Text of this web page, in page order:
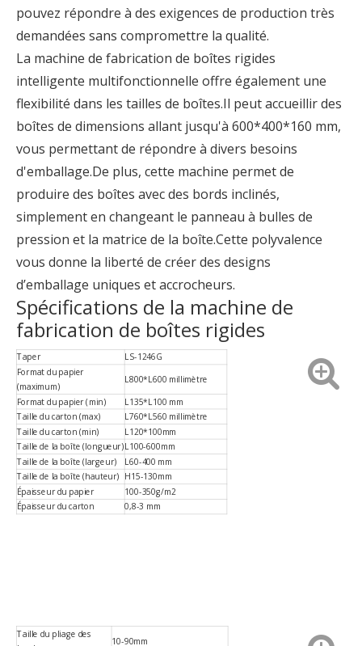
pouvez répondre à des exigences de production très
demandées sans compromettre la qualité.
La machine de fabrication de boîtes rigides
intelligente multifonctionnelle offre également une
flexibilité dans les tailles de boîtes.Il peut accueillir des
boîtes de dimensions allant jusqu'à 600*400*160 mm,
vous permettant de répondre à divers besoins
d'emballage.De plus, cette machine permet de
produire des boîtes avec des bords inclinés,
simplement en changeant le panneau à bulles de
pression et la matrice de la boîte.Cette polyvalence
vous donne la liberté de créer des designs
d’emballage uniques et accrocheurs.
Spécifications de la machine de
fabrication de boîtes rigides
Taper
LS-1246G
Format du papier
(maximum)
L800*L600 millimètre
Format du papier (min)
L135*L100 mm
Taille du carton (max)
L760*L560 millimètre
Taille du carton (min)
L120*100mm
Taille de la boîte (longueur)L100-600mm
Taille de la boîte (largeur)
L60-400 mm
Taille de la boîte (hauteur) H15-130mm
Épaisseur du papier
100-350g/m2
Épaisseur du carton
0,8-3 mm
Taille du pliage des
10-90mm